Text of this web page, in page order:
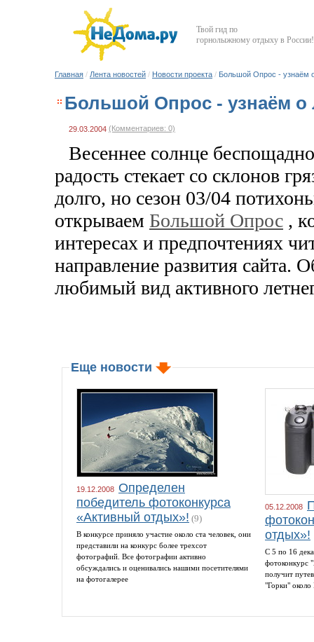
Твой гид по
горнолыжному отдыху в России!
Главная / Лента новостей / Новости проекта / Большой Опрос - узнаём о
Большой Опрос - узнаём о
29.03.2004 (Комментариев: 0)
Весеннее солнце
радость стекает со склонов
долго, но сезон 03/04
открываем Большой Опрос ,
интересах и предпочтениях
направление развития сайта.
любимый вид активного
Еще новости
19.12.2008 Определен
победитель фотоконкурса
«Активный отдых»! (9)
В конкурсе приняло участие около ста человек, они
представили на конкурс более трехсот
фотографий. Все фотографии активно
обсуждались и оценивались нашими посетителями
на фотогалерее
05.12.2008
отдых»!
С 5 по 16
фотоконкурс
получит
"Горки"